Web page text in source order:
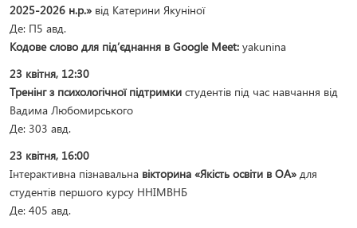
2025-2026 н.р.» від Катерини Якуніної
Де: П5 авд.
Кодове слово для під’єднання в Google Meet: yakunina
23 квітня, 12:30
Тренінг з психологічної підтримки студентів під час навчання від
Вадима Любомирського
Де: 303 авд.
23 квітня, 16:00
Інтерактивна пізнавальна вікторина «Якість освіти в ОА» для
студентів першого курсу ННІМВНБ
Де: 405 авд.